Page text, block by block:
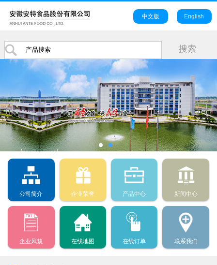
中文版 English
公司简介 企业荣誉 产品中心 新闻中心
企业风貌 在线地图 在线订单 联系我们